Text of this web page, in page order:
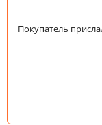
Покупатель